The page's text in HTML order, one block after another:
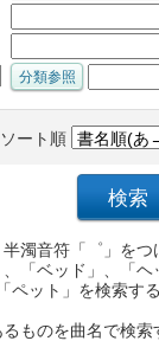
ソート順
濁音符「゜」を
「ベッド」、「
ペット」を検索
ものを曲名で検